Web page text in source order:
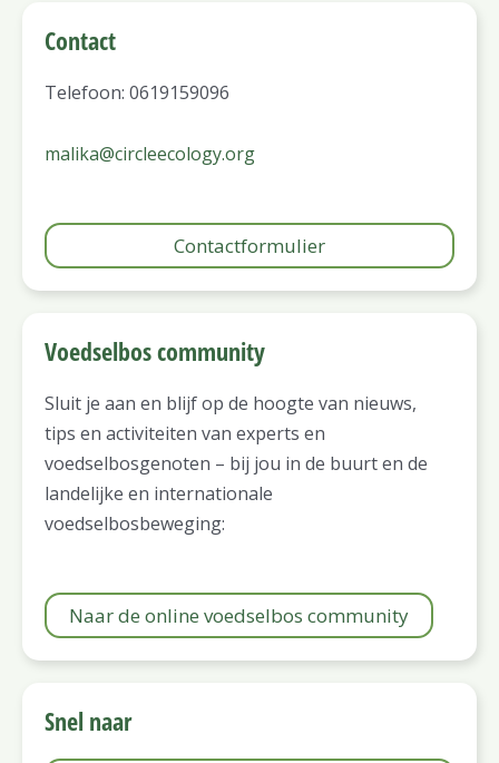
Contact
Telefoon: 0619159096
malika@circleecology.org
Contactformulier
Voedselbos community
Sluit je aan en blijf op de hoogte van nieuws,
tips en activiteiten van experts en
voedselbosgenoten – bij jou in de buurt en de
landelijke en internationale
voedselbosbeweging:
Naar de online voedselbos community
Snel naar